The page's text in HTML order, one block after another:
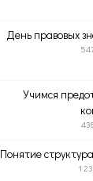
День правовых
Учимся
Понятие
1